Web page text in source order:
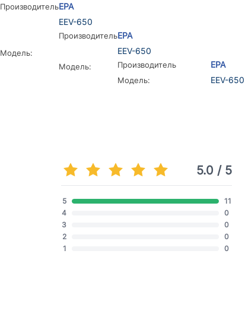
ПроизводительEPA
Модель:
EEV-650
ПроизводительEPA
Модель:
EEV-650
Производитель EPA
Модель: EEV-650
5.0 / 5
5
11
4
0
3
0
2
0
1
0